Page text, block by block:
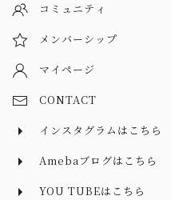
コミュニティ
メンバーシップ
マイページ
CONTACT
インスタグラムはこちら
Amebaブログはこちら
YOU TUBEはこちら